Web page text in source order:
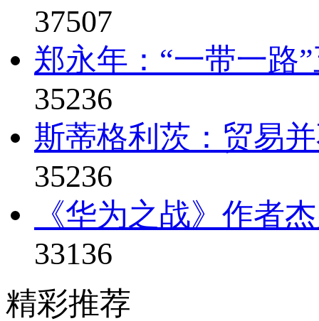
37507
郑永年：“一带一路
35236
斯蒂格利茨：贸易
35236
《华为之战》作者
33136
精彩推荐